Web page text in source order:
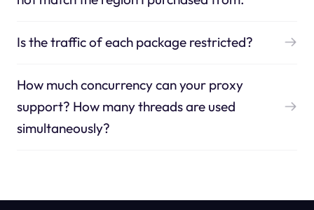
Is the traffic of each package restricted?
How much concurrency can your proxy
support? How many threads are used
simultaneously?